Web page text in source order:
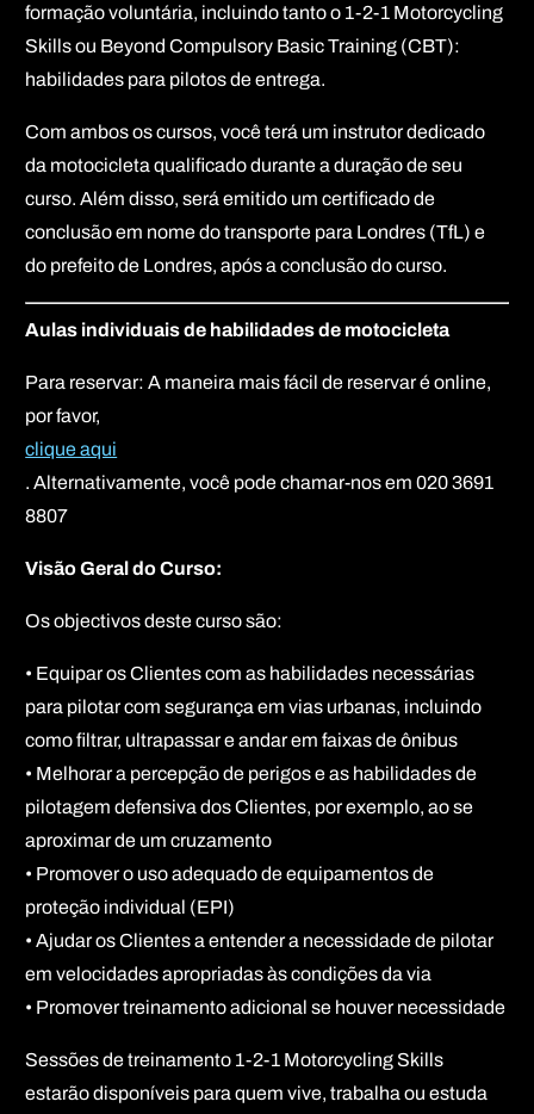
formação voluntária, incluindo tanto o 1-2-1 Motorcycling
Skills ou Beyond Compulsory Basic Training (CBT):
habilidades para pilotos de entrega.
Com ambos os cursos, você terá um instrutor dedicado
da motocicleta qualificado durante a duração de seu
curso. Além disso, será emitido um certificado de
conclusão em nome do transporte para Londres (TfL) e
do prefeito de Londres, após a conclusão do curso.
Aulas individuais de habilidades de motocicleta
Para reservar: A maneira mais fácil de reservar é online,
por favor,
clique aqui
. Alternativamente, você pode chamar-nos em 020 3691
8807
Visão Geral do Curso:
Os objectivos deste curso são:
• Equipar os Clientes com as habilidades necessárias
para pilotar com segurança em vias urbanas, incluindo
como filtrar, ultrapassar e andar em faixas de ônibus
• Melhorar a percepção de perigos e as habilidades de
pilotagem defensiva dos Clientes, por exemplo, ao se
aproximar de um cruzamento
• Promover o uso adequado de equipamentos de
proteção individual (EPI)
• Ajudar os Clientes a entender a necessidade de pilotar
em velocidades apropriadas às condições da via
• Promover treinamento adicional se houver necessidade
Sessões de treinamento 1-2-1 Motorcycling Skills
estarão disponíveis para quem vive, trabalha ou estuda